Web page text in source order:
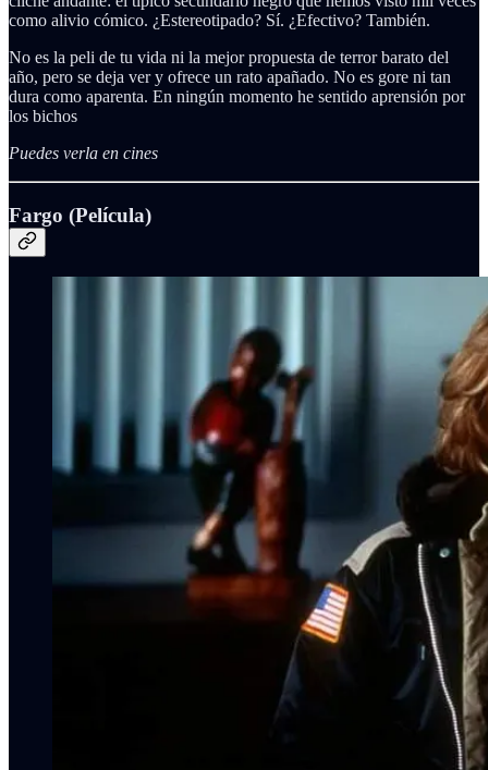
como alivio cómico. ¿Estereotipado? Sí. ¿Efectivo? También.
No es la peli de tu vida ni la mejor propuesta de terror barato del
año, pero se deja ver y ofrece un rato apañado. No es gore ni tan
dura como aparenta. En ningún momento he sentido aprensión por
los bichos
Puedes verla en cines
Fargo (Película)